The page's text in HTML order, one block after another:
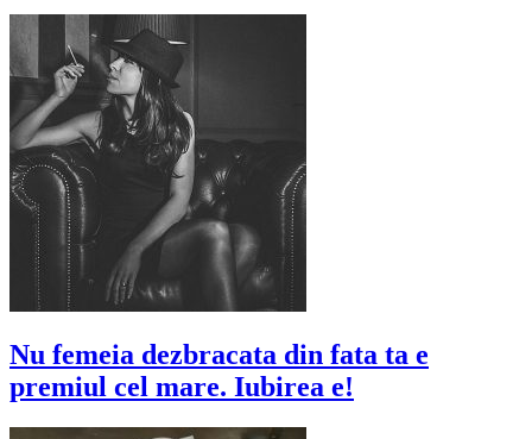
Nu femeia dezbracata din fata ta e
premiul cel mare. Iubirea e!